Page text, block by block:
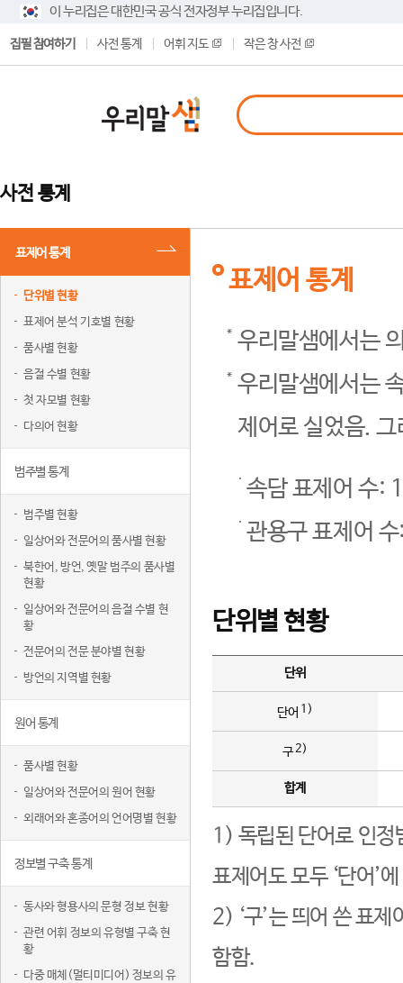
이 누리집은 대한민국 공식 전자정부 누리집입니다.
집필 참여하기 사전 통계 어휘 지도 작은 창 사전
사전 통계
표제어 통계
단위별 현황
표제어 분석 기호별 현황
품사별 현황
음절 수별 현황
첫 자모별 현황
다의어 현황
범주별 통계
범주별 현황
일상어와 전문어의 품사별 현황
북한어, 방언, 옛말 범주의 품사별
현황
일상어와 전문어의 음절 수별 현
황
전문어의 전문 분야별 현황
방언의 지역별 현황
원어 통계
품사별 현황
일상어와 전문어의 원어 현황
외래어와 혼종어의 언어명별 현황
정보별 구축 통계
동사와 형용사의 문형 정보 현황
관련 어휘 정보의 유형별 구축 현
황
다중 매체(멀티미디어) 정보의 유
표제어 통계
우리말샘에서는
우리말샘에서는
제어로 실었음.
속담 표제어 수:
관용구 표제어
단위별 현황
단위
단어 1)
구2)
합계
1) 독립된 단어로 인정
표제어도 모두 ‘단어’
2) ‘구’는 띄어 쓴 표
함함.